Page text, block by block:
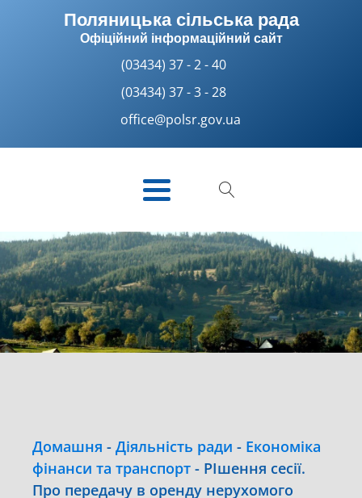
Поляницька сільська рада
Офіційний інформаційний сайт
(03434) 37 - 2 - 40
(03434) 37 - 3 - 28
office@polsr.gov.ua
Домашня - Діяльність ради - Економіка
фінанси та транспорт - РІшення сесії.
Про передачу в оренду нерухомого